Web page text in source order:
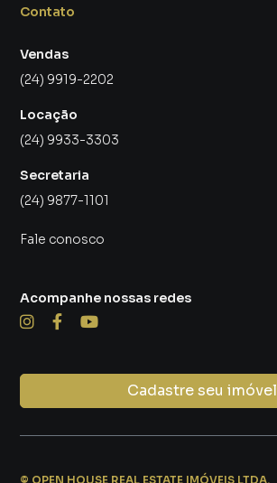
Contato
Vendas
(24) 9919-2202
Locação
(24) 9933-3303
Secretaria
(24) 9877-1101
Fale conosco
Cadastre seu imóvel
Acompanhe nossas redes
© OPEN HOUSE REAL ESTATE IMÓVEIS LTDA.